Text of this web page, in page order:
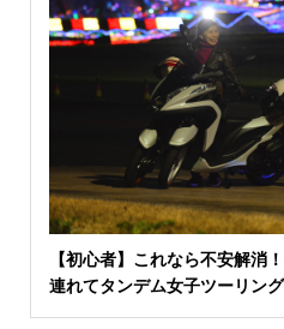
【初心者】これなら不安解消
連れてタンデム女子ツーリン